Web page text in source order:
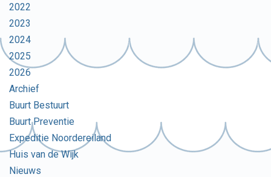
2022
2023
2024
2025
2026
Archief
Buurt Bestuurt
Buurt Preventie
Expeditie Noordereiland
Huis van de Wijk
Nieuws